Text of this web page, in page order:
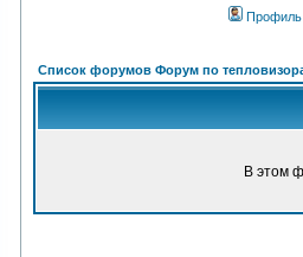
Профиль
Список форумов Форум по
В этом